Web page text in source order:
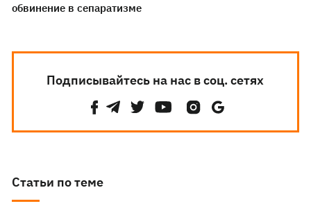
обвинение в сепаратизме
Подписывайтесь на нас в соц. сетях
Статьи по теме